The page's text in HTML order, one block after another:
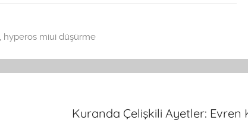
hyperos miui düşürme
Kuranda Çelişkili Ayetler: Evren